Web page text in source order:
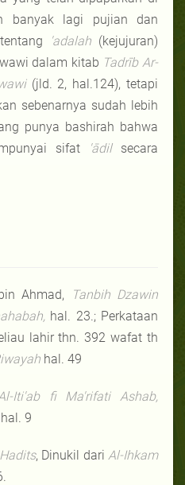
banyak lagi pujian dan
'adalah (kejujuran)
dalam kitab Tadrīb Ar-
(jld. 2, hal.124), tetapi
sebenarnya sudah lebih
punya bashirah bahwa
sifat
'ādilsecara
Ahmad,
Tanbih Dzawin
hal. 23.; Perkataan
lahir thn. 392 wafat th
hal. 49
Iti'ab fi Ma'rifati Ashab,
9
, Dinukil dari Al-Ihkam